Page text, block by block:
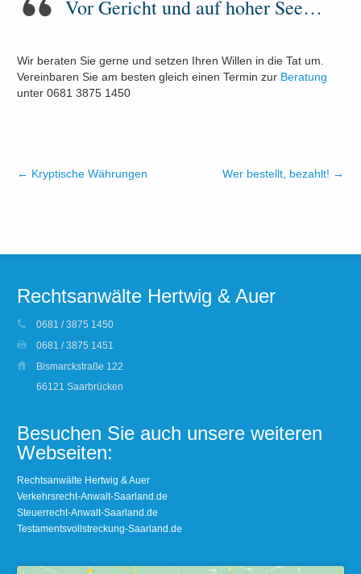
Vor Gericht und auf hoher See…
Wir beraten Sie gerne und setzen Ihren Willen in die Tat um.
Vereinbaren Sie am besten gleich einen Termin zur Beratung
unter 0681 3875 1450
← Kryptische Währungen Wer bestellt, bezahlt! →
Rechtsanwälte Hertwig & Auer
0681 / 3875 1450
0681 / 3875 1451
Bismarckstraße 122
66121 Saarbrücken
Besuchen Sie auch unsere weiteren
Webseiten:
Rechtsanwälte Hertwig & Auer
Verkehrsrecht-Anwalt-Saarland.de
Steuerrecht-Anwalt-Saarland.de
Testamentsvollstreckung-Saarland.de